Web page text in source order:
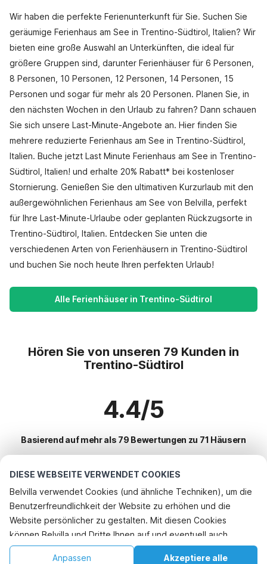
DIESE WEBSEITE VERWENDET COOKIES
Belvilla verwendet Cookies (und ähnliche Techniken), um die
Benutzerfreundlichkeit der Website zu erhöhen und die
Website persönlicher zu gestalten. Mit diesen Cookies
können Belvilla und Dritte Ihnen auf und eventuell auch
außerhalb unserer Website folgen, um Werbung Ihren
Akzeptiere alle
Anpassen
Wir haben die perfekte Ferienunterkunft für Sie. Suchen Sie
geräumige Ferienhaus am See in Trentino-Südtirol, Italien? Wir
bieten eine große Auswahl an Unterkünften, die ideal für
größere Gruppen sind, darunter Ferienhäuser für 6 Personen,
8 Personen, 10 Personen, 12 Personen, 14 Personen, 15
Personen und sogar für mehr als 20 Personen. Planen Sie, in
den nächsten Wochen in den Urlaub zu fahren? Dann schauen
Sie sich unsere Last-Minute-Angebote an. Hier finden Sie
mehrere reduzierte Ferienhaus am See in Trentino-Südtirol,
Italien. Buche jetzt Last Minute Ferienhaus am See in Trentino-
Südtirol, Italien! und erhalte 20% Rabatt* bei kostenloser
Stornierung. Genießen Sie den ultimativen Kurzurlaub mit den
außergewöhnlichen Ferienhaus am See von Belvilla, perfekt
für Ihre Last-Minute-Urlaube oder geplanten Rückzugsorte in
Trentino-Südtirol, Italien. Entdecken Sie unten die
verschiedenen Arten von Ferienhäusern in Trentino-Südtirol
und buchen Sie noch heute Ihren perfekten Urlaub!
Alle Ferienhäuser in Trentino-Südtirol
Hören Sie von unseren 79 Kunden in
Trentino-Südtirol
4.4/5
Basierend auf mehr als 79 Bewertungen zu 71 Häusern
Beliebteste Reiseziele für Urlaub
Beliebte Ausstattungen für Urlaub in Trentino-südtirol
Urlaub mit Hund - Haustierfreundliche Ferienunterkünfte
Ferienwohnungen
Top-Regionen mit Top-Annehmlichkeiten für den Urlaub
Urlaub mit Hund - Haustierfreundliche Ferienunterkünfte norditalien
Top-Städte mit Top-Annehmlichkeiten für den Urlaub